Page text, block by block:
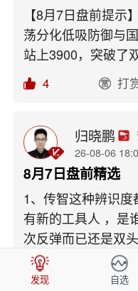
【8月7日盘前提示
荡分化低吸防御与
站上3900，突破了
大概率会继续向上
量的低点设置防守
跌，但依然是向上
3874不变。美国就
升温，黄金、有色
存储板块盘前重挫
DRAM缺货堆积10
震荡分化是主基调
日煤炭板块集体走
强，数字货币概念
4 打
归晓鹏
26-08-06
8月7日盘前精选
1、传智这种辨识
有新的工具人 ，是
次反弹而已还是双
定位？机构龙头？
了，它是指引用还
4 打赏
发现 自选